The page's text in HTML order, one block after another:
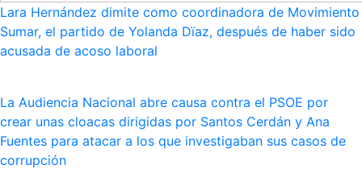
Lara Hernández dimite como coordinadora de Movimiento
Sumar, el partido de Yolanda Dïaz, después de haber sido
acusada de acoso laboral
La Audiencia Nacional abre causa contra el PSOE por
crear unas cloacas dirigidas por Santos Cerdán y Ana
Fuentes para atacar a los que investigaban sus casos de
corrupción